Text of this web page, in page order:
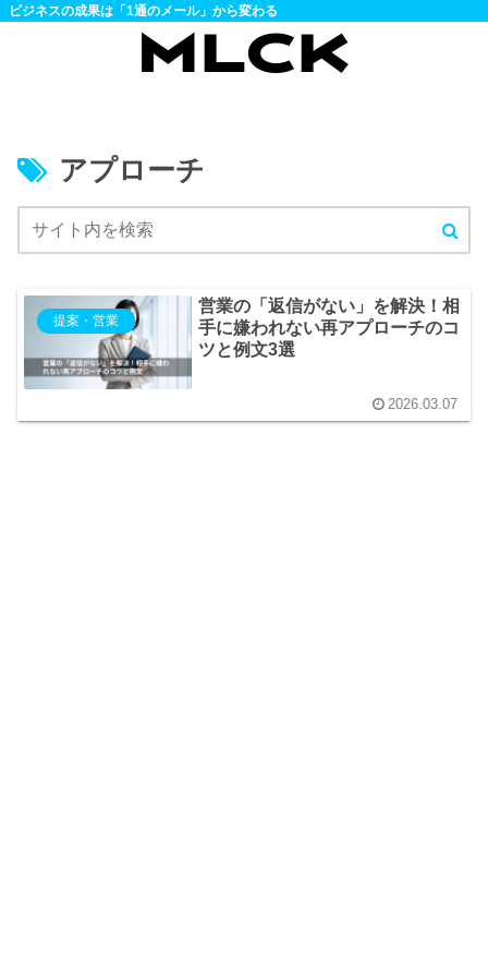
ビジネスの成果は「1通のメール」から変わる
アプローチ
提案・営業
営業の「返信がない」を解決！相
手に嫌われない再アプローチのコ
ツと例文3選
2026.03.07